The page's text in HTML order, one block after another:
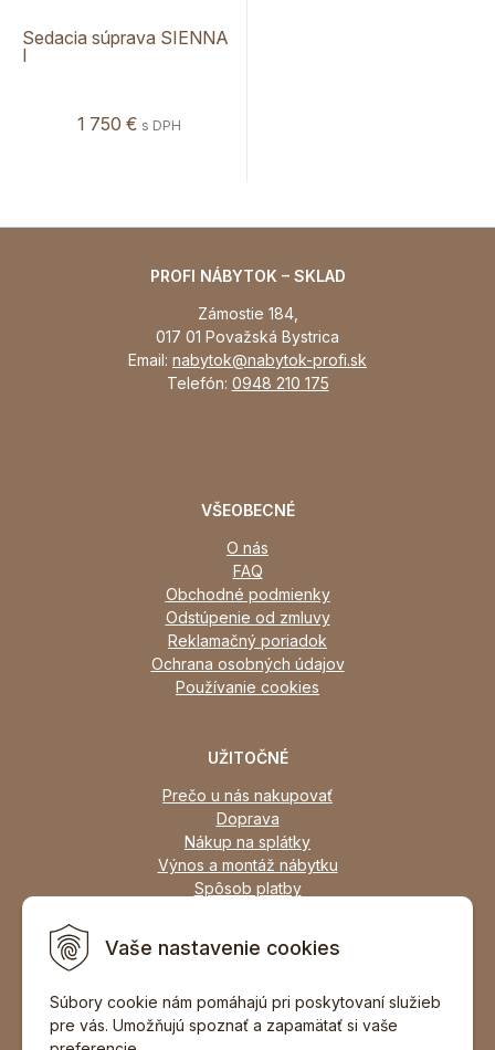
Vaše nastavenie cookies
Súbory cookie nám pomáhajú pri poskytovaní služieb
pre vás. Umožňujú spoznať a zapamätať si vaše
Sedacia súprava SIENNA
I
1 750 € s DPH
PROFI NÁBYTOK – SKLAD
Zámostie 184,
017 01 Považská Bystrica
Email: nabytok@nabytok-profi.sk
Telefón: 0948 210 175
VŠEOBECNÉ
O nás
FAQ
Obchodné podmienky
Odstúpenie od zmluvy
Reklamačný poriadok
Ochrana osobných údajov
Používanie cookies
UŽITOČNÉ
Prečo u nás nakupovať
Doprava
Nákup na splátky
Výnos a montáž nábytku
Spôsob platby
Zariadime všetky typy interiérov
DOPORUČIŤ ZNÁMEMU